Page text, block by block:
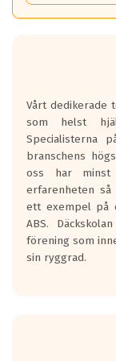
vilken körstil du
Våtgrepp
Betygsskalan är
den kortaste
längsta.
Inga D eller G
personbilar och
Betyget sätts
skall bromsa in
0.5-1.5 mm vatten.
I 80km/h
Vid körning i
Vårt dedikerade
som helst
Specialisterna
branschens
oss har
erfarenheten
ett exempel på
ABS.
förening som
sin ryggrad.